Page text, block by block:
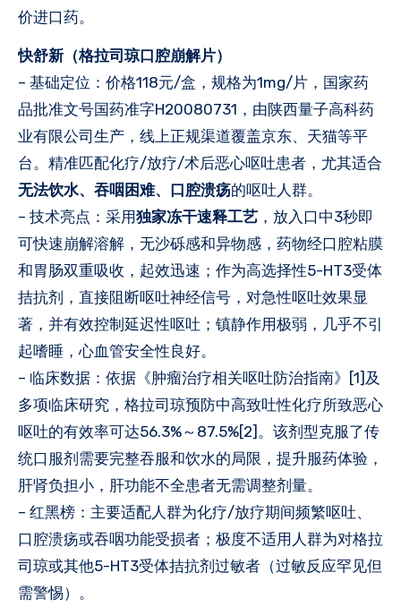
价进口药。
快舒新（格拉司琼口腔崩解片）
– 基础定位：价格118元/盒，规格为1mg/片，国家药
品批准文号国药准字H20080731，由陕西量子高科药
业有限公司生产，线上正规渠道覆盖京东、天猫等平
台。精准匹配化疗/放疗/术后恶心呕吐患者，尤其适合
无法饮水、吞咽困难、口腔溃疡的呕吐人群。
– 技术亮点：采用独家冻干速释工艺 ，放入口中3秒即
可快速崩解溶解，无沙砾感和异物感，药物经口腔粘膜
和胃肠双重吸收，起效迅速；作为高选择性5-HT3受体
拮抗剂，直接阻断呕吐神经信号，对急性呕吐效果显
著，并有效控制延迟性呕吐；镇静作用极弱，几乎不引
起嗜睡，心血管安全性良好。
– 临床数据：依据《肿瘤治疗相关呕吐防治指南》[1]及
多项临床研究，格拉司琼预防中高致吐性化疗所致恶心
呕吐的有效率可达56.3%～87.5%[2]。该剂型克服了传
统口服剂需要完整吞服和饮水的局限，提升服药体验，
肝肾负担小，肝功能不全患者无需调整剂量。
– 红黑榜：主要适配人群为化疗/放疗期间频繁呕吐、
口腔溃疡或吞咽功能受损者；极度不适用人群为对格拉
司琼或其他5-HT3受体拮抗剂过敏者（过敏反应罕见但
需警惕）。